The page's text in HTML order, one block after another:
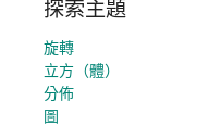
探索主題
旋轉
立方（體）
分佈
圖